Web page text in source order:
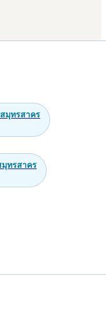
มุทรสาคร
มุทรสาคร